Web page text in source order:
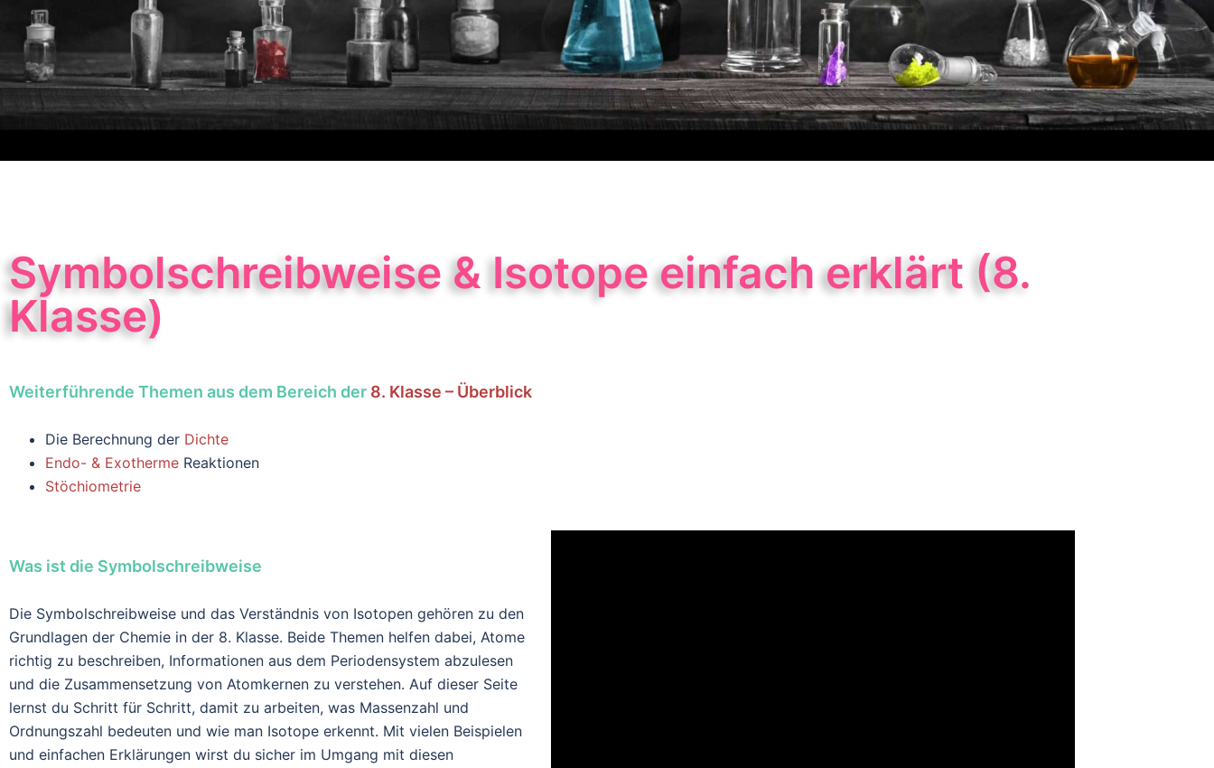
Symbolschreibweise & Isotope einfach erklärt (8.
Klasse)
Weiterführende Themen aus dem Bereich der 8. Klasse – Überblick
Die Berechnung der Dichte
Endo- & Exotherme Reaktionen
Stöchiometrie
Was ist die Symbolschreibweise
Die Symbolschreibweise und das Verständnis von Isotopen gehören zu den
Grundlagen der Chemie in der 8. Klasse. Beide Themen helfen dabei, Atome
richtig zu beschreiben, Informationen aus dem Periodensystem abzulesen
und die Zusammensetzung von Atomkernen zu verstehen. Auf dieser Seite
lernst du Schritt für Schritt, damit zu arbeiten, was Massenzahl und
Ordnungszahl bedeuten und wie man Isotope erkennt. Mit vielen Beispielen
und einfachen Erklärungen wirst du sicher im Umgang mit diesen